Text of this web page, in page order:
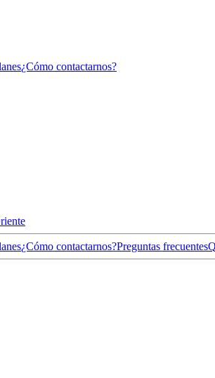
¿Cómo contactarnos?
¿Cómo contactarnos?Preguntas frecuentes